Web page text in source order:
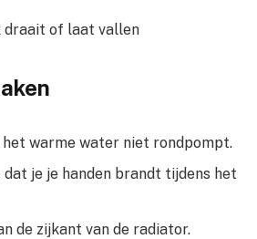
draait of laat vallen
warme water niet rondpompt.
je je handen brandt tijdens het
de zijkant van de radiator.